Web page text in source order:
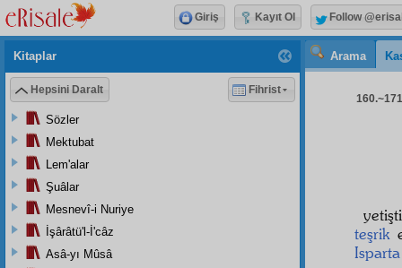
Arama
teşrik
Isparta
Kitaplar
Hepsini Daralt Fihrist
Sözler
Mektubat
Lem'alar
Şuâlar
Mesnevî-i Nuriye
İşârâtü'l-İ'câz
Asâ-yı Mûsâ
Giriş Kayıt Ol Follow